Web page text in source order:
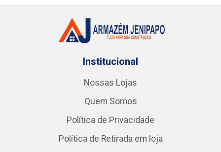
Institucional
Nossas Lojas
Quem Somos
Política de Privacidade
Política de Retirada em loja